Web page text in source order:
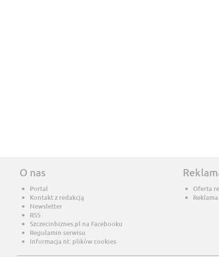
O nas
Portal
Kontakt z redakcją
Newsletter
RSS
Szczecinbiznes.pl na Facebooku
Regulamin serwisu
Informacja nt. plików cookies
Oferta